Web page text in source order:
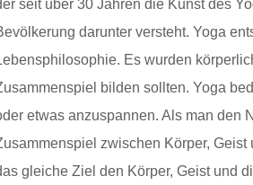
seit über 30 Jahren die Kunst des
darunter versteht. Yoga
Es wurden
bilden sollten. Yoga
etwas anzuspannen. Als man den
zwischen Körper,
gleiche Ziel den Körper, Geist und